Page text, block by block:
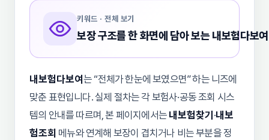
키워드 · 전체 보기
보장 구조를 한 화면에 담아 보는 내보험다보여
내보험다보여 는 “전체가 한눈에 보였으면” 하는 니즈에
맞춘 표현입니다. 실제 절차는 각 보험사·공동 조회 시스
템의 안내를 따르며, 본 페이지에서는 내보험찾기 ·내보
험조회 메뉴와 연계해 보장이 겹치거나 비는 부분을 정